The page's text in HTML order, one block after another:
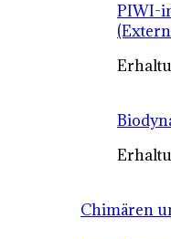
PIWI-
Chimären